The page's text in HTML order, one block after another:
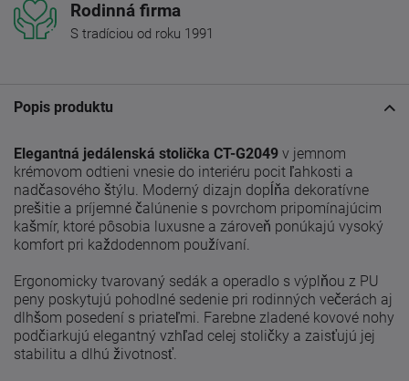
Rodinná firma
S tradíciou od roku 1991
Popis produktu
Elegantná jedálenská stolička CT-G2049 v jemnom
krémovom odtieni vnesie do interiéru pocit ľahkosti a
nadčasového štýlu. Moderný dizajn dopĺňa dekoratívne
prešitie a príjemné čalúnenie s povrchom pripomínajúcim
kašmír, ktoré pôsobia luxusne a zároveň ponúkajú vysoký
komfort pri každodennom používaní.
Ergonomicky tvarovaný sedák a operadlo s výplňou z PU
peny poskytujú pohodlné sedenie pri rodinných večerách aj
dlhšom posedení s priateľmi. Farebne zladené kovové nohy
podčiarkujú elegantný vzhľad celej stoličky a zaisťujú jej
stabilitu a dlhú životnosť.